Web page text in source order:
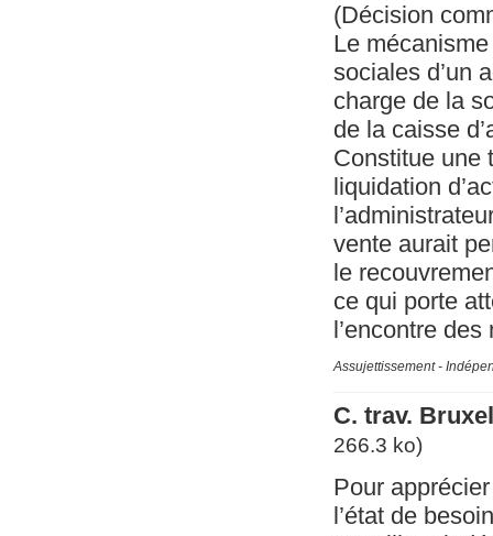
(Décision
Le
sociales d’un
charge de la
de la caisse
Constitue une
liquidation
vente aurait
le
ce qui porte
l’encontre
Assujettissement -
C. trav.
266.3 ko)
Pour
l’état de